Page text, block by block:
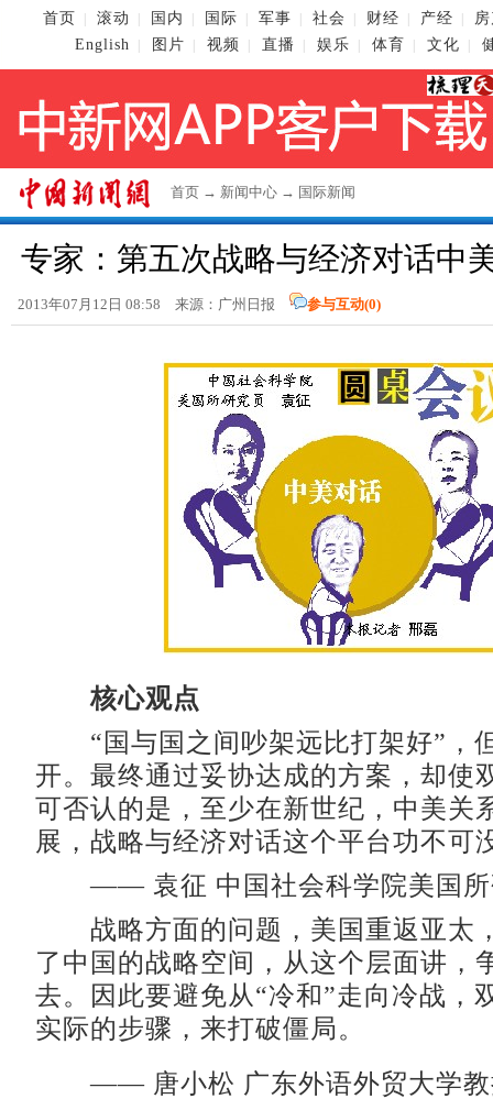
首页 滚动 国内 国际 军事 社会 财经 产经
English
图片 视频 直播 娱乐 体育 文化
首页 → 新闻中心 → 国际新闻
专家：第五次战略与经济对话中
2013年07月12日 08:58 来源：广州日报 参与互动(0)
核心观点
“国与国之间吵架远比打架好”，
开。最终通过妥协达成的方案，却使
可否认的是，至少在新世纪，中美关
展，战略与经济对话这个平台功不可
—— 袁征 中国社会科学院美国所
战略方面的问题，美国重返亚太
了中国的战略空间，从这个层面讲，
去。因此要避免从“冷和”走向冷战，
实际的步骤，来打破僵局。
—— 唐小松 广东外语外贸大学教